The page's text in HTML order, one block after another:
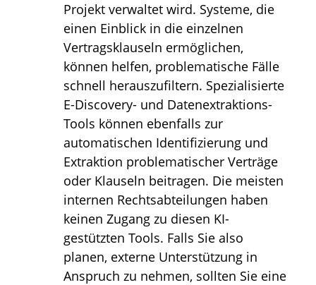
Projekt verwaltet wird. Systeme, die
einen Einblick in die einzelnen
Vertragsklauseln ermöglichen,
können helfen, problematische Fälle
schnell herauszufiltern. Spezialisierte
E-Discovery- und Datenextraktions-
Tools können ebenfalls zur
automatischen Identifizierung und
Extraktion problematischer Verträge
oder Klauseln beitragen. Die meisten
internen Rechtsabteilungen haben
keinen Zugang zu diesen KI-
gestützten Tools. Falls Sie also
planen, externe Unterstützung in
Anspruch zu nehmen, sollten Sie eine